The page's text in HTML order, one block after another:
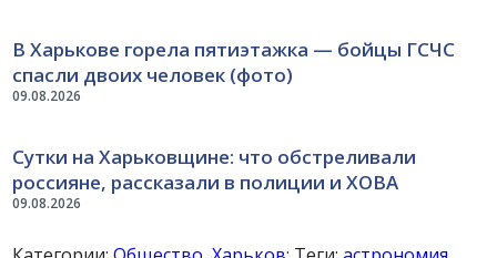
09.08.2026
В Харькове горела пятиэтажка — бойцы ГСЧС
спасли двоих человек (фото)
09.08.2026
Сутки на Харьковщине: что обстреливали
россияне, рассказали в полиции и ХОВА